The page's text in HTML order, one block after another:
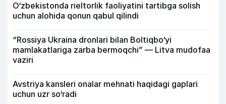
O‘zbekistonda rieltorlik faoliyatini tartibga solish
uchun alohida qonun qabul qilindi
“Rossiya Ukraina dronlari bilan Boltiqbo‘yi
mamlakatlariga zarba bermoqchi” — Litva mudofaa
vaziri
Avstriya kansleri onalar mehnati haqidagi gaplari
uchun uzr so‘radi